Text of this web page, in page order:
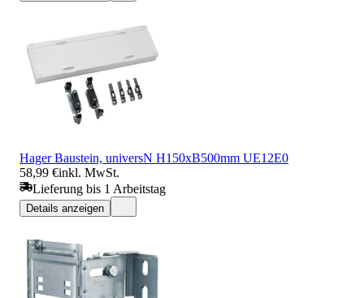
Hager Baustein, universN H150xB500mm UE12E0
58,99 €inkl. MwSt.
Lieferung bis 1 Arbeitstag
Details anzeigen